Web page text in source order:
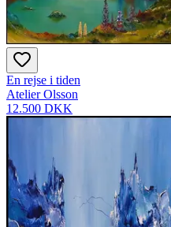
En rejse i tiden
Atelier Olsson
12.500 DKK